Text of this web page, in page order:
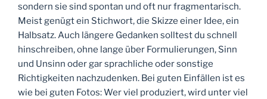
sondern sie sind spontan und oft nur fragmentarisch.
Meist genügt ein Stichwort, die Skizze einer Idee, ein
Halbsatz. Auch längere Gedanken solltest du schnell
hinschreiben, ohne lange über Formulierungen, Sinn
und Unsinn oder gar sprachliche oder sonstige
Richtigkeiten nachzudenken. Bei guten Einfällen ist es
wie bei guten Fotos: Wer viel produziert, wird unter viel